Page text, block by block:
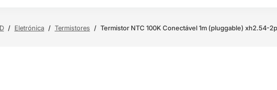
/ Eletrónica / Termistores / Termistor NTC 100K Conectável 1m (pluggable) xh2.54-